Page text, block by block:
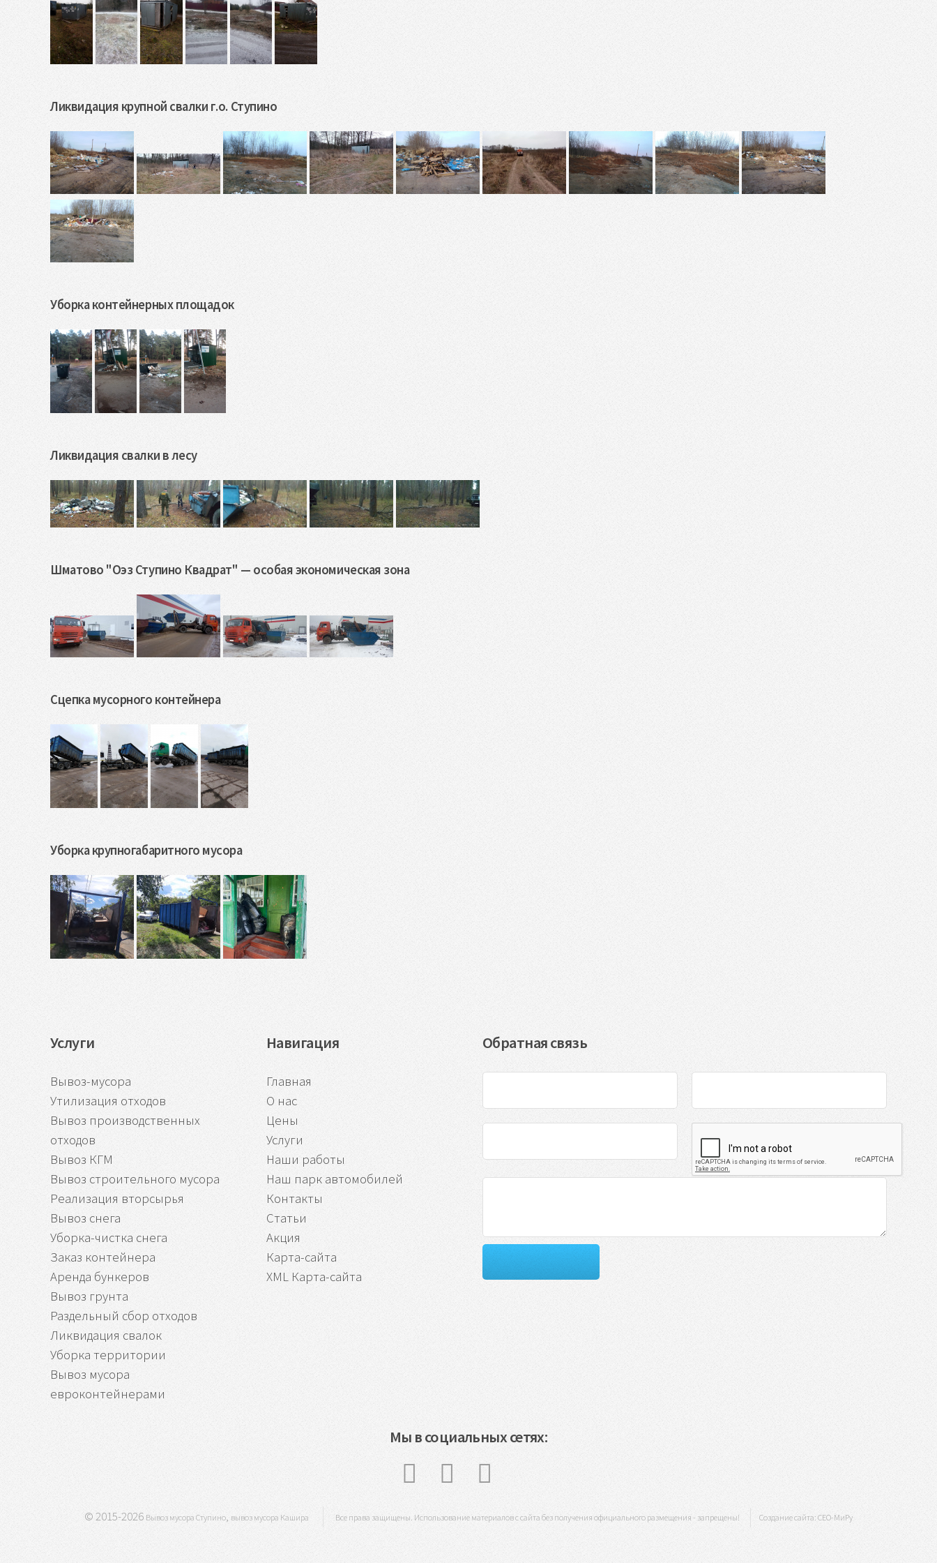
Ликвидация крупной свалки г.о. Ступино
Уборка контейнерных площадок
Ликвидация свалки в лесу
Шматово "Оэз Ступино Квадрат" — особая экономическая зона
Сцепка мусорного контейнера
Уборка крупногабаритного мусора
Услуги
Вывоз-мусора
Утилизация отходов
Вывоз производственных
отходов
Вывоз КГМ
Вывоз строительного мусора
Реализация вторсырья
Вывоз снега
Уборка-чистка снега
Заказ контейнера
Аренда бункеров
Вывоз грунта
Раздельный сбор отходов
Ликвидация свалок
Уборка территории
Вывоз мусора
евроконтейнерами
Навигация
Главная
О нас
Цены
Услуги
Наши работы
Наш парк автомобилей
Контакты
Статьи
Акция
Карта-сайта
XML Карта-сайта
Обратная связь
Мы в социальных сетях:
© 2015-2026 Вывоз мусора Ступино, вывоз мусора Кашира Все права защищены. Использование материалов с сайта без получения официального размещения - запрещены! Создание сайта: СЕО-МиРу